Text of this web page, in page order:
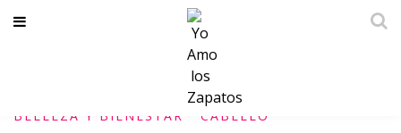
BELLEZA Y BIENESTAR CABELLO